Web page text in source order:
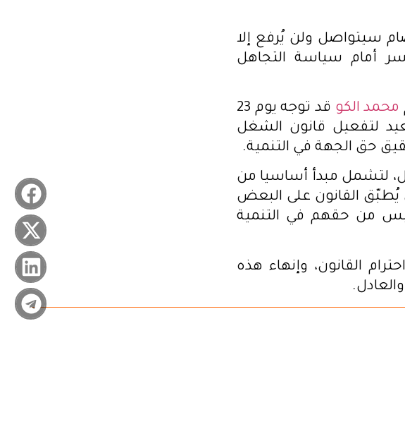
سيتواصل ولن يُرفع إلا
أمام سياسة التجاهل
محمد الكو
قد توجه يوم 23
سعيد لتفعيل قانون الشغل
حق الجهة في التنمية.
لتشمل مبدأ أساسيا من
يُطبّق القانون على البعض
من حقهم في التنمية
القانون، وإنهاء هذه